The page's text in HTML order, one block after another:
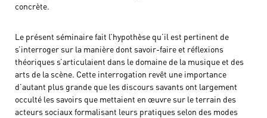
concrète.
Le présent séminaire fait l’hypothèse qu’il est pertinent de
s’interroger sur la manière dont savoir-faire et réflexions
théoriques s’articulaient dans le domaine de la musique et des
arts de la scène. Cette interrogation revêt une importance
d’autant plus grande que les discours savants ont largement
occulté les savoirs que mettaient en œuvre sur le terrain des
acteurs sociaux formalisant leurs pratiques selon des modes